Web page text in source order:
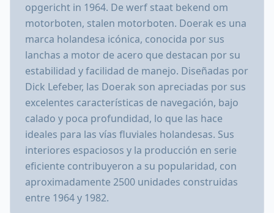
opgericht in 1964. De werf staat bekend om
motorboten, stalen motorboten. Doerak es una
marca holandesa icónica, conocida por sus
lanchas a motor de acero que destacan por su
estabilidad y facilidad de manejo. Diseñadas por
Dick Lefeber, las Doerak son apreciadas por sus
excelentes características de navegación, bajo
calado y poca profundidad, lo que las hace
ideales para las vías fluviales holandesas. Sus
interiores espaciosos y la producción en serie
eficiente contribuyeron a su popularidad, con
aproximadamente 2500 unidades construidas
entre 1964 y 1982.